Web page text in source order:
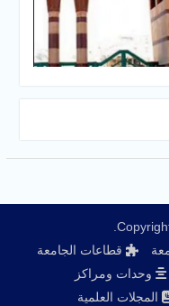
قطاعات الجامعة
وحدات ومراكز
المجلات العلمية